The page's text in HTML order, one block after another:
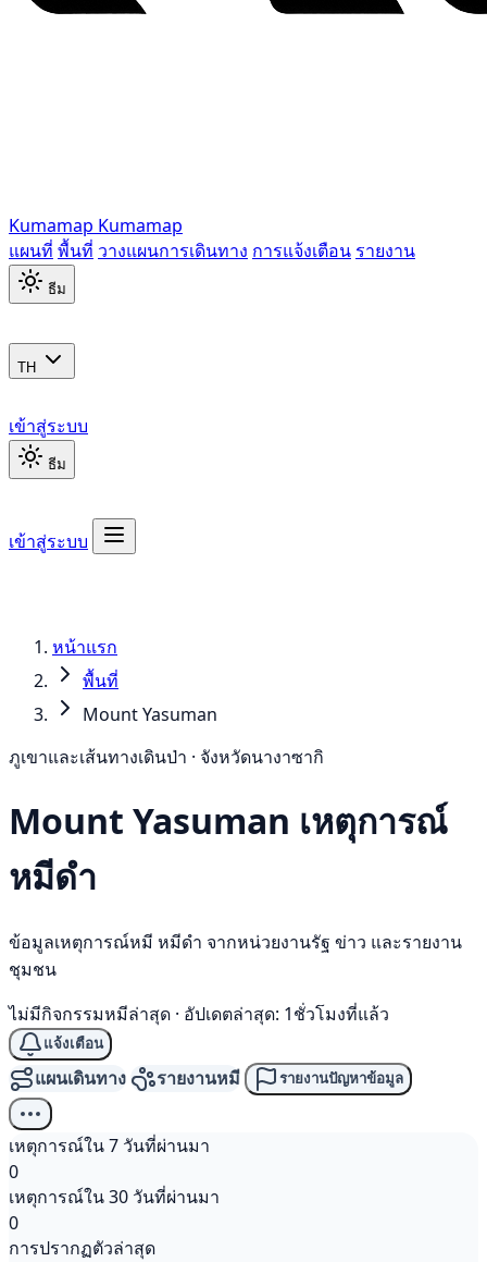
Kumamap Kumamap
แผนที่ พื้นที่ วางแผนการเดินทาง การแจ้งเตือน รายงาน
ธีม
TH
เข้าสู่ระบบ
ธีม
เข้าสู่ระบบ
หน้าแรก
พื้นที่
Mount Yasuman
ภูเขาและเส้นทางเดินป่า · จังหวัดนางาซากิ
Mount Yasuman เหตุการณ์
หมีดำ
ข้อมูลเหตุการณ์หมี หมีดำ จากหน่วยงานรัฐ ข่าว และรายงาน
ชุมชน
ไม่มีกิจกรรมหมีล่าสุด · อัปเดตล่าสุด: 1ชั่วโมงที่แล้ว
แจ้งเตือน
แผนเดินทาง รายงานหมี รายงานปัญหาข้อมูล
เหตุการณ์ใน 7 วันที่ผ่านมา
0
เหตุการณ์ใน 30 วันที่ผ่านมา
0
การปรากฏตัวล่าสุด